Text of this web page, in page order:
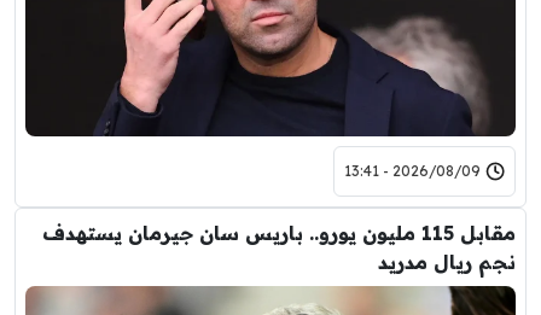
2026/08/09 - 13:41
مقابل 115 مليون يورو.. باريس سان جيرمان يستهدف
نجم ريال مدريد